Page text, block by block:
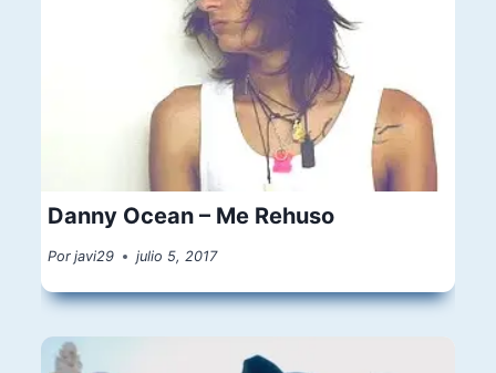
Danny Ocean – Me Rehuso
Por javi29 julio 5, 2017